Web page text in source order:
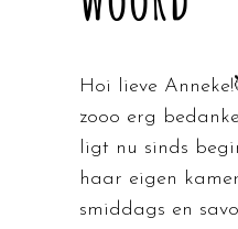
Hoi lieve
zooo erg
ligt nu sinds
haar eigen
smiddags en